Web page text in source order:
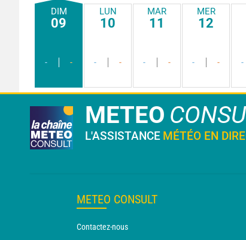
DIM
09
- -
LUN
10
- -
MAR
11
- -
MER
12
- - -
METEO
L'ASSISTANCE MÉTÉO EN
METEO CONSULT
Contactez-nous